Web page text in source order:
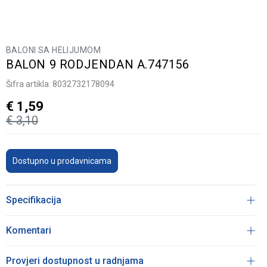
BALONI SA HELIJUMOM
BALON 9 RODJENDAN A.747156
Šifra artikla: 8032732178094
€ 3,10
€ 1,59
Dostupno u prodavnicama
Specifikacija
Komentari
Provjeri dostupnost u radnjama